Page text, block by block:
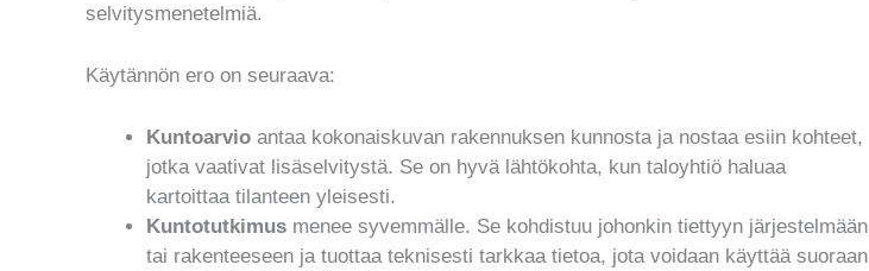
selvitysmenetelmiä.
Käytännön ero on seuraava:
Kuntoarvio antaa kokonaiskuvan rakennuksen kunnosta ja nostaa esiin kohteet,
jotka vaativat lisäselvitystä. Se on hyvä lähtökohta, kun taloyhtiö haluaa
kartoittaa tilanteen yleisesti.
Kuntotutkimus menee syvemmälle. Se kohdistuu johonkin tiettyyn järjestelmään
tai rakenteeseen ja tuottaa teknisesti tarkkaa tietoa, jota voidaan käyttää suoraan